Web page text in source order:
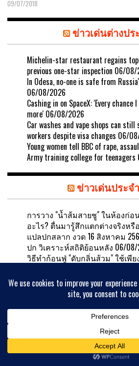
09/07/2018
ข่าวเด่นต่างปร
Michelin-star restaurant regains
previous one-star inspection 06/08/
In Odesa, no-one is safe from
06/08/2026
Cashing in on SpaceX: 'Every
more' 06/08/2026
Car washes and vape shops can
workers despite visa changes 06/
Young women tell BBC of rape,
Army training college for teenagers
ข่าวเด่นประจ
การวาง "น้ำส้มสายชู" ในห้องก่อ
อะไร? ตื่นมารู้สึกแตกต่างจริงหรื
แปลปกสลาก งวด 16 สิงหาคม
ปก วิเคราะห์สถิติย้อนหลัง 06/08/
วิธีทำก้อนฟู่ "ดับกลิ่นส้วม" ใช้เพี
หวยลาววันนี้ 6 สิงหาคม 2569 ตร
หวยลาววันนี้ออกอะไร 06/08/
เตรียมรับร่าง "ฮลุน โซโล่" ส่องเ
ลอตเตอรี่ตรงเลขอายุหลานชาย